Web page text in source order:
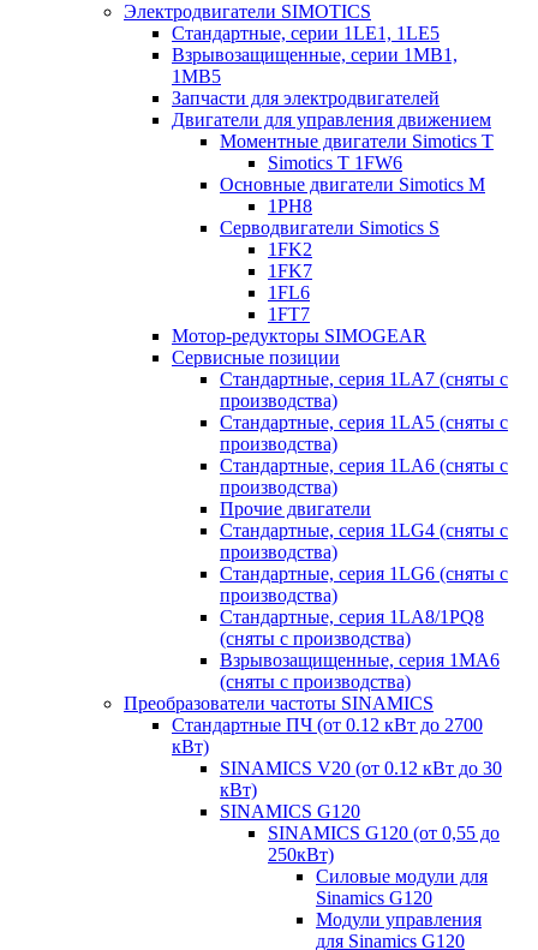
Электродвигатели SIMOTICS
Стандартные, серии 1LE1, 1LE5
Взрывозащищенные, серии 1MB1,
1MB5
Запчасти для электродвигателей
Двигатели для управления движением
Моментные двигатели Simotics T
Simotics T 1FW6
Основные двигатели Simotics M
1PH8
Серводвигатели Simotics S
1FK2
1FK7
1FL6
1FT7
Мотор-редукторы SIMOGEAR
Сервисные позиции
Стандартные, серия 1LA7 (сняты с
производства)
Стандартные, серия 1LA5 (сняты с
производства)
Стандартные, серия 1LA6 (сняты с
производства)
Прочие двигатели
Стандартные, серия 1LG4 (сняты с
производства)
Стандартные, серия 1LG6 (сняты с
производства)
Стандартные, серия 1LA8/1PQ8
(сняты с производства)
Взрывозащищенные, серия 1MA6
(сняты с производства)
Преобразователи частоты SINAMICS
Стандартные ПЧ (от 0.12 кВт до 2700
кВт)
SINAMICS V20 (от 0.12 кВт до 30
кВт)
SINAMICS G120
SINAMICS G120 (от 0,55 до
250кВт)
Силовые модули для
Sinamics G120
Модули управления
для Sinamics G120